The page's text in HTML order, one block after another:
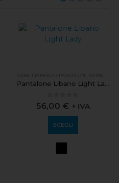
ABBIGLIAMENTO PANTALONI WORKWEAR
Pantalone Libano Light Lady
0out of 5
56,00 € + IVA
SCEGLI